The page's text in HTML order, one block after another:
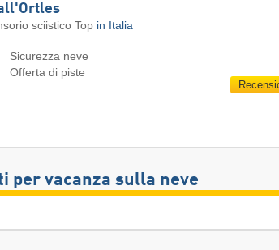
sciistico Top in Italia
Sicurezza neve
Offerta di piste
per vacanza sulla neve